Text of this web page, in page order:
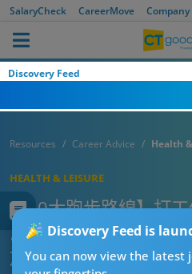
SalaryCheck CareerMove
Discovery Feed
Discovery Feed is
You can now view the latest
Resources Career Advice Health
HEALTH & LEISURE
【10大跑步路線】打
島/九龍/新界跑步路線
放返工衫？